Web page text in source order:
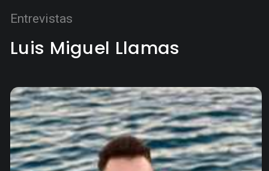
Entrevistas
Luis Miguel Llamas